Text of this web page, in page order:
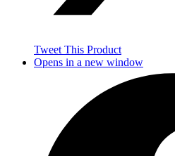
Tweet This Product
Opens in a new window